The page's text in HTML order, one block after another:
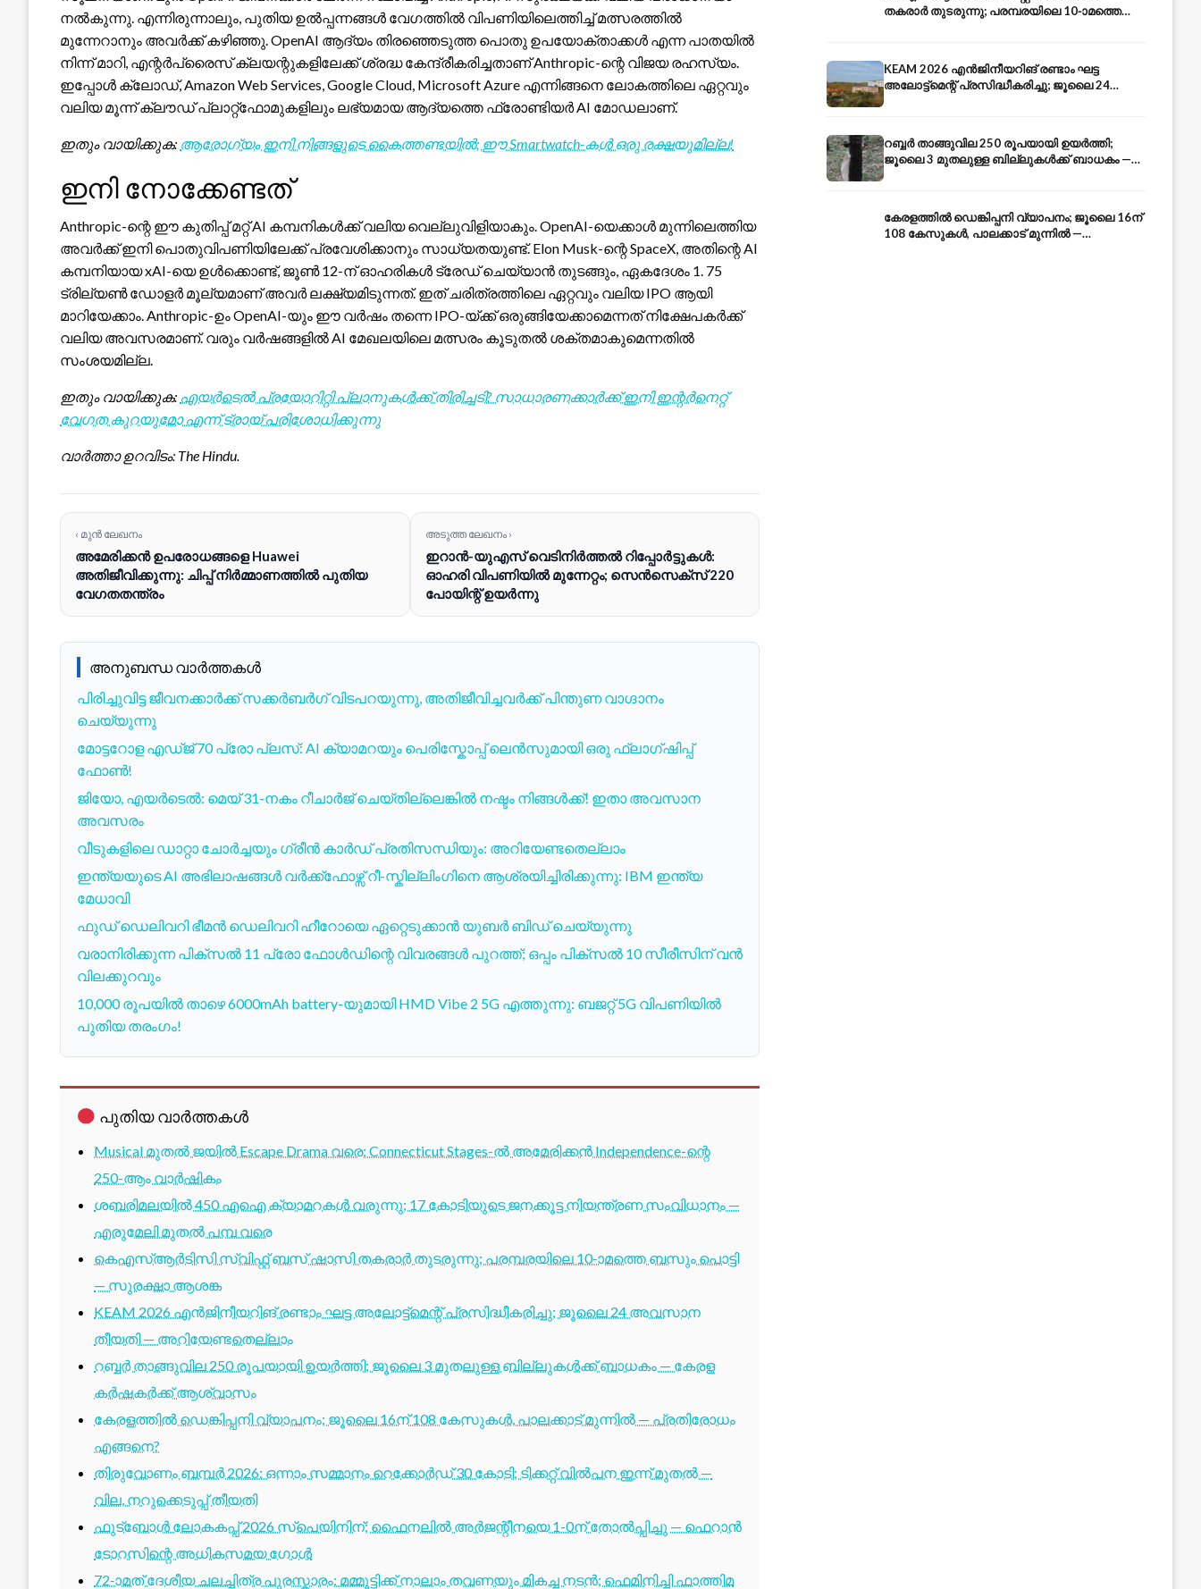
നൽകുന്നു. എന്നിരുന്നാലും, പുതിയ ഉൽപ്പന്നങ്ങൾ വേഗത്തിൽ വിപണിയിലെത്തിച്ച് മത്സരത്തിൽ
മുന്നേറാനും അവർക്ക് കഴിഞ്ഞു. OpenAI ആദ്യം തിരഞ്ഞെടുത്ത പൊതു ഉപയോക്താക്കൾ എന്ന പാതയിൽ
നിന്ന് മാറി, എന്റർപ്രൈസ് ക്ലയന്റുകളിലേക്ക് ശ്രദ്ധ കേന്ദ്രീകരിച്ചതാണ് Anthropic-ന്റെ വിജയ രഹസ്യം.
ഇപ്പോൾ ക്ലോഡ്, Amazon Web Services, Google Cloud, Microsoft Azure എന്നിങ്ങനെ ലോകത്തിലെ ഏറ്റവും
വലിയ മൂന്ന് ക്ലൗഡ് പ്ലാറ്റ്‌ഫോമുകളിലും ലഭ്യമായ ആദ്യത്തെ ഫ്രോണ്ടിയർ AI മോഡലാണ്.
ഇതും വായിക്കുക: ആരോഗ്യം ഇനി നിങ്ങളുടെ കൈത്തണ്ടയിൽ; ഈ Smartwatch-കൾ ഒരു രക്ഷയുമില്ല!
ഇനി നോക്കേണ്ടത്
Anthropic-ന്റെ ഈ കുതിപ്പ് മറ്റ് AI കമ്പനികൾക്ക് വലിയ വെല്ലുവിളിയാകും. OpenAI-യെക്കാൾ മുന്നിലെത്തിയ
അവർക്ക് ഇനി പൊതുവിപണിയിലേക്ക് പ്രവേശിക്കാനും സാധ്യതയുണ്ട്. Elon Musk-ന്റെ SpaceX, അതിന്റെ AI
കമ്പനിയായ xAI-യെ ഉൾക്കൊണ്ട്, ജൂൺ 12-ന് ഓഹരികൾ ട്രേഡ് ചെയ്യാൻ തുടങ്ങും, ഏകദേശം 1. 75
ട്രില്യൺ ഡോളർ മൂല്യമാണ് അവർ ലക്ഷ്യമിടുന്നത്. ഇത് ചരിത്രത്തിലെ ഏറ്റവും വലിയ IPO ആയി
മാറിയേക്കാം. Anthropic-ഉം OpenAI-യും ഈ വർഷം തന്നെ IPO-യ്ക്ക് ഒരുങ്ങിയേക്കാമെന്നത് നിക്ഷേപകർക്ക്
വലിയ അവസരമാണ്. വരും വർഷങ്ങളിൽ AI മേഖലയിലെ മത്സരം കൂടുതൽ ശക്തമാകുമെന്നതിൽ
സംശയമില്ല.
ഇതും വായിക്കുക: എയർടെൽ പ്രയോറിറ്റി പ്ലാനുകൾക്ക് തിരിച്ചടി? സാധാരണക്കാർക്ക് ഇനി ഇന്റർനെറ്റ്
വേഗത കുറയുമോ എന്ന് ട്രായ് പരിശോധിക്കുന്നു
വാർത്താ ഉറവിടം: The Hindu.
‹ മുൻ ലേഖനം
അമേരിക്കൻ ഉപരോധങ്ങളെ Huawei
അതിജീവിക്കുന്നു: ചിപ്പ് നിർമ്മാണത്തിൽ പുതിയ
വേഗതതന്ത്രം
അടുത്ത ലേഖനം ›
ഇറാൻ-യുഎസ് വെടിനിർത്തൽ റിപ്പോർട്ടുകൾ:
ഓഹരി വിപണിയിൽ മുന്നേറ്റം; സെൻസെക്സ് 220
പോയിന്റ് ഉയർന്നു
അനുബന്ധ വാർത്തകൾ
പിരിച്ചുവിട്ട ജീവനക്കാർക്ക് സക്കർബർഗ് വിടപറയുന്നു, അതിജീവിച്ചവർക്ക് പിന്തുണ വാഗ്ദാനം
ചെയ്യുന്നു
മോട്ടറോള എഡ്ജ് 70 പ്രോ പ്ലസ്: AI ക്യാമറയും പെരിസ്കോപ്പ് ലെൻസുമായി ഒരു ഫ്ലാഗ്ഷിപ്പ്
ഫോൺ!
ജിയോ, എയർടെൽ: മെയ് 31-നകം റീചാർജ് ചെയ്തില്ലെങ്കിൽ നഷ്ടം നിങ്ങൾക്ക്! ഇതാ അവസാന
അവസരം
വീടുകളിലെ ഡാറ്റാ ചോർച്ചയും ഗ്രീൻ കാർഡ് പ്രതിസന്ധിയും: അറിയേണ്ടതെല്ലാം
ഇന്ത്യയുടെ AI അഭിലാഷങ്ങൾ വർക്ക്ഫോഴ്സ് റീ-സ്കില്ലിംഗിനെ ആശ്രയിച്ചിരിക്കുന്നു: IBM ഇന്ത്യ
മേധാവി
ഫുഡ് ഡെലിവറി ഭീമൻ ഡെലിവറി ഹീറോയെ ഏറ്റെടുക്കാൻ യുബർ ബിഡ് ചെയ്യുന്നു
വരാനിരിക്കുന്ന പിക്സൽ 11 പ്രോ ഫോൾഡിന്റെ വിവരങ്ങൾ പുറത്ത്; ഒപ്പം പിക്സൽ 10 സീരീസിന് വൻ
വിലക്കുറവും
10,000 രൂപയിൽ താഴെ 6000mAh battery-യുമായി HMD Vibe 2 5G എത്തുന്നു: ബജറ്റ് 5G വിപണിയിൽ
പുതിയ തരംഗം!
പുതിയ വാർത്തകൾ
Musical മുതൽ ജയിൽ Escape Drama വരെ: Connecticut Stages-ൽ അമേരിക്കൻ Independence-ന്റെ
250-ആം വാർഷികം
ശബരിമലയിൽ 450 എഐ ക്യാമറകൾ വരുന്നു; 17 കോടിയുടെ ജനക്കൂട്ട നിയന്ത്രണ സംവിധാനം —
എരുമേലി മുതൽ പമ്പ വരെ
കെഎസ്ആർടിസി സ്വിഫ്റ്റ് ബസ് ഷാസി തകരാർ തുടരുന്നു; പരമ്പരയിലെ 10-ാമത്തെ ബസും പൊട്ടി
— സുരക്ഷാ ആശങ്ക
KEAM 2026 എൻജിനീയറിങ് രണ്ടാം ഘട്ട അലോട്ട്മെന്റ് പ്രസിദ്ധീകരിച്ചു; ജൂലൈ 24 അവസാന
തീയതി — അറിയേണ്ടതെല്ലാം
റബ്ബർ താങ്ങുവില 250 രൂപയായി ഉയർത്തി; ജൂലൈ 3 മുതലുള്ള ബില്ലുകൾക്ക് ബാധകം — കേരള
കർഷകർക്ക് ആശ്വാസം
കേരളത്തിൽ ഡെങ്കിപ്പനി വ്യാപനം; ജൂലൈ 16ന് 108 കേസുകൾ, പാലക്കാട് മുന്നിൽ — പ്രതിരോധം
എങ്ങനെ?
തിരുവോണം ബമ്പർ 2026: ഒന്നാം സമ്മാനം റെക്കോർഡ് 30 കോടി; ടിക്കറ്റ് വിൽപന ഇന്ന് മുതൽ —
വില, നറുക്കെടുപ്പ് തീയതി
ഫുട്ബോൾ ലോകകപ്പ് 2026 സ്പെയിനിന്; ഫൈനലിൽ അർജന്റീനയെ 1-0ന് തോൽപ്പിച്ചു — ഫെറാൻ
ടോറസിന്റെ അധികസമയ ഗോൾ
72-ാമത് ദേശീയ ചലച്ചിത്ര പുരസ്കാരം: മമ്മൂട്ടിക്ക് നാലാം തവണയും മികച്ച നടൻ; ഫെമിനിച്ചി ഫാത്തിമ
തകരാർ തുടരുന്നു; പരമ്പരയിലെ 10-ാമത്തെ
KEAM 2026 എൻജിനീയറിങ് രണ്ടാം ഘട്ട
അലോട്ട്മെന്റ് പ്രസിദ്ധീകരിച്ചു; ജൂലൈ 24
റബ്ബർ താങ്ങുവില 250 രൂപയായി ഉയർത്തി;
ജൂലൈ 3 മുതലുള്ള ബില്ലുകൾക്ക് ബാധകം —
കേരളത്തിൽ ഡെങ്കിപ്പനി വ്യാപനം; ജൂലൈ 16ന്
108 കേസുകൾ, പാലക്കാട് മുന്നിൽ —